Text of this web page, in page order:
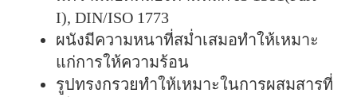
I), DIN/ISO 1773
ผนังมีความหนาที่สม่ำเสมอทำให้เหมาะ
แก่การให้ความร้อน
รูปทรงกรวยทำให้เหมาะในการผสมสารที่